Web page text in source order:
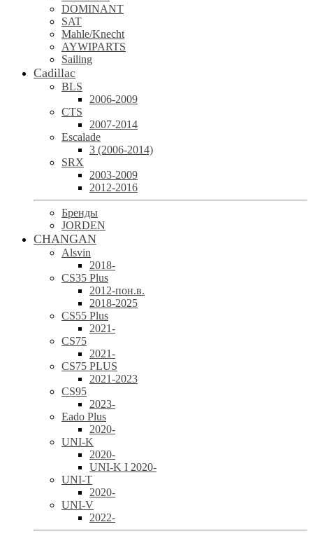
DOMINANT
SAT
Mahle/Knecht
AYWIPARTS
Sailing
Cadillac
BLS
2006-2009
CTS
2007-2014
Escalade
3 (2006-2014)
SRX
2003-2009
2012-2016
Бренды
JORDEN
CHANGAN
Alsvin
2018-
CS35 Plus
2012-пон.в.
2018-2025
CS55 Plus
2021-
CS75
2021-
CS75 PLUS
2021-2023
CS95
2023-
Eado Plus
2020-
UNI-K
2020-
UNI-K I 2020-
UNI-T
2020-
UNI-V
2022-